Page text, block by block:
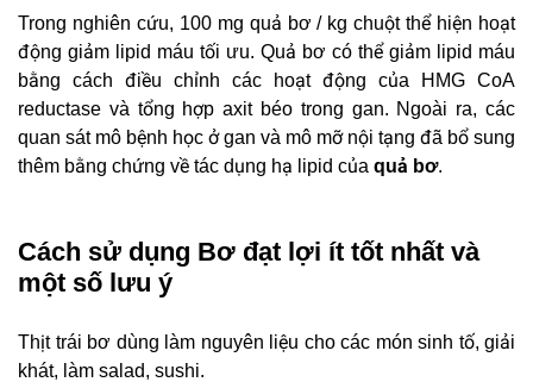
Trong nghiên cứu, 100 mg quả bơ / kg chuột thể hiện hoạt
động giảm lipid máu tối ưu. Quả bơ có thể giảm lipid máu
bằng cách điều chỉnh các hoạt động của HMG CoA
reductase và tổng hợp axit béo trong gan. Ngoài ra, các
quan sát mô bệnh học ở gan và mô mỡ nội tạng đã bổ sung
thêm bằng chứng về tác dụng hạ lipid của quả bơ.
Cách sử dụng Bơ đạt lợi ít tốt nhất và
một số lưu ý
Thịt trái bơ dùng làm nguyên liệu cho các món sinh tố, giải
khát, làm salad, sushi.